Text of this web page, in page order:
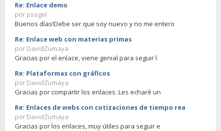
Re: Enlace demo
por psogel
Buenos días!Debe ser que soy nuevo y no me entero
Re: Enlace web con materias primas
por DavidZumaya
Gracias por el enlace, viene genial para seguir l
Re: Plataformas con gráficos
por DavidZumaya
Gracias por compartir los enlaces. Les echaré un
Re: Enlaces de webs con cotizaciones de tiempo rea
por DavidZumaya
Gracias por los enlaces, muy útiles para seguir e